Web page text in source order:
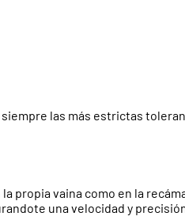
las más estrictas
vaina como en la
una velocidad y